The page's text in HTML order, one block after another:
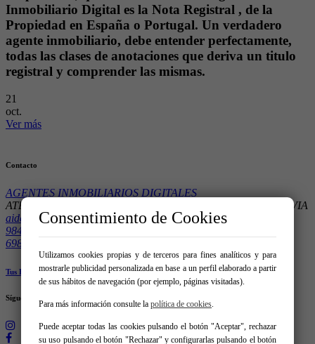
Inmobiliario Digital es la Nota Registral , de la
Propiedad en España o Portugal. Un verdadero
agente inmobiliario, debe entender perfectamente,
todas las clases de anotaciones que deriva un titulo
registral y comprender las mismas.
21
oct.
Ver más
Contacto
AGENTES INMOBILIARIOS DIGITALES
ATENCIÓN POR CITA PREVIA MADRID 28001 – CITA PREVIA
aidcentralita@gmail.com
984280228
698152803
Tus Favoritos
Síguenos en:
Consentimiento de Cookies
Utilizamos cookies propias y de terceros para fines analíticos y para
mostrarle publicidad personalizada en base a un perfil elaborado a partir
de sus hábitos de navegación (por ejemplo, páginas visitadas).
Para más información consulte la política de cookies.
Puede aceptar todas las cookies pulsando el botón "Aceptar", rechazar
su uso pulsando el botón "Rechazar" y configurarlas pulsando el botón